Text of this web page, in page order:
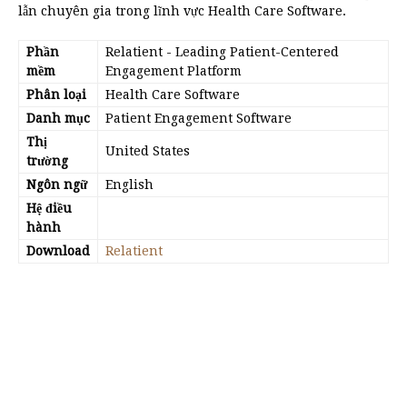
lẫn chuyên gia trong lĩnh vực Health Care Software.
Phần
mềm
Relatient - Leading Patient-Centered
Engagement Platform
Phân loại
Health Care Software
Danh mục
Patient Engagement Software
Thị
trường
United States
Ngôn ngữ
English
Hệ điều
hành
Download
Relatient